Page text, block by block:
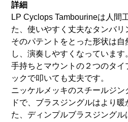
詳細
LP Cyclops Tambourineは人間
た、使いやすく丈夫なタンバリ
そのパテントをとった形状は自
し、演奏しやすくなっています
手持ちとマウントの２つのタイ
ックで叩いても丈夫です。
ニッケルメッキのスチールジ
ドで、ブラスジングルはより
た、ディンプルブラスジング